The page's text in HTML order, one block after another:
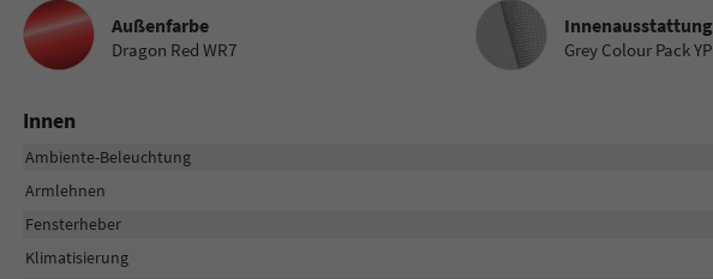
Außenfarbe
Dragon Red WR7
Innenausstattung
Innenausstattung
Grey Colour Pack
Innen
Ambiente-Beleuchtung
Armlehnen
Fensterheber
Klimatisierung